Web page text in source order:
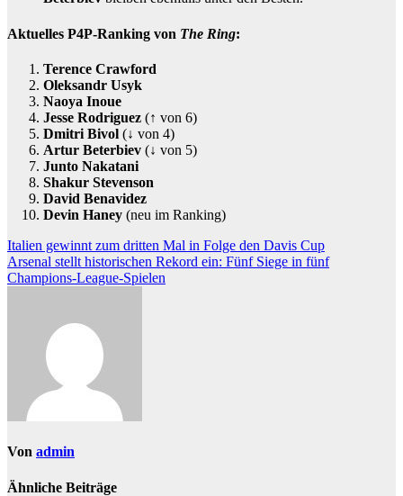
Aktuelles P4P-Ranking von The Ring:
Terence Crawford
Oleksandr Usyk
Naoya Inoue
Jesse Rodriguez (↑ von 6)
Dmitri Bivol (↓ von 4)
Artur Beterbiev (↓ von 5)
Junto Nakatani
Shakur Stevenson
David Benavidez
Devin Haney (neu im Ranking)
Beitragsnavigation
Italien gewinnt zum dritten Mal in Folge den Davis Cup
Arsenal stellt historischen Rekord ein: Fünf Siege in fünf
Champions-League-Spielen
Von admin
Ähnliche Beiträge